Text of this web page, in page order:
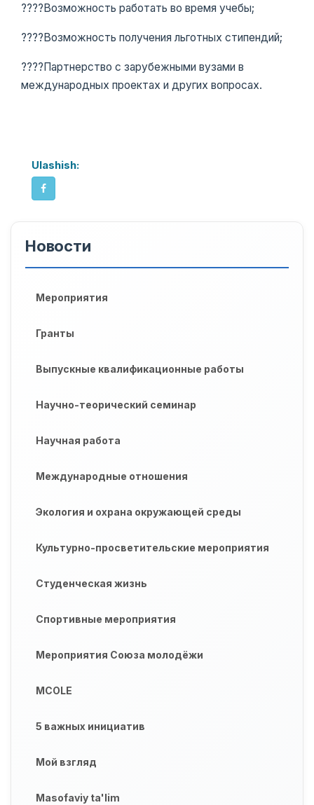
????Возможность работать во время учебы;
????Возможность получения льготных стипендий;
????Партнерство с зарубежными вузами в
международных проектах и ​​других вопросах.
Ulashish:
Новости
Мероприятия
Гранты
Выпускные квалификационные работы
Научно-теорический семинар
Научная работа
Международные отношения
Экология и охрана окружающей среды
Культурно-просветительские мероприятия
Студенческая жизнь
Спортивные мероприятия
Мероприятия Союза молодёжи
MCOLE
5 важных инициатив
Мой взгляд
Masofaviy ta'lim